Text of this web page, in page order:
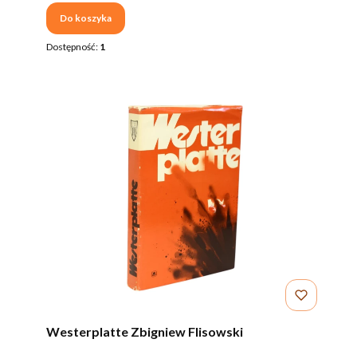
Do koszyka
Dostępność: 1
Westerplatte Zbigniew Flisowski